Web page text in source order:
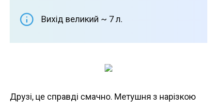
Вихід великий ~ 7 л.
Друзі, це справді смачно. Метушня з нарізкою